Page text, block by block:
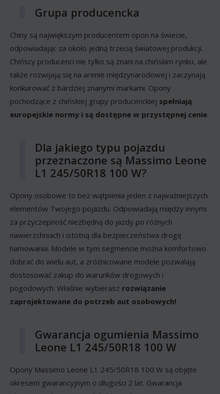
Grupa producencka
Chiny są największym producentem opon na świecie,
odpowiadając za około jedną trzecią światowej produkcji.
Chińscy producenci nie tylko są znani na chińskim rynku, ale
także rozwijają się na arenie międzynarodowej i zaczynają
konkurować z bardziej znanymi markami. Opony
pochodzące z chińskiej grupy producenckiej spełniają
europejskie normy i są dostępne w przystępnej cenie.
Dla jakiego typu pojazdu
przeznaczone są Massimo Leone
L1 245/50R18 100 W?
Opony osobowe to bez wątpienia jeden z najważniejszych
elementów Twojego pojazdu. Odpowiadają między innymi
za przyczepność niezbędną do jazdy po różnych
nawierzchniach i istotną dla bezpieczeństwa drogę
hamowania. Modele w tym segmencie można komfortowo
dobrać do wielu aut, a zróżnicowane modele pozwalają
dostosować zakup do warunków drogowych i
pogodowych. Właśnie wybierasz rozwiązanie
zaprojektowane do potrzeb aut osobowych!
Gwarancja ogumienia Massimo
Leone L1 245/50R18 100 W
Opony Massimo Leone L1 245/50R18 100 W są objęte
okresem gwarancyjnym o długości 2 lat. Gwarancja